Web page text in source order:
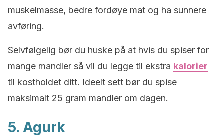
muskelmasse, bedre fordøye mat og ha sunnere
avføring.
Selvfølgelig bør du huske på at hvis du spiser for
mange mandler så vil du legge til ekstra kalorier
til kostholdet ditt. Ideelt sett bør du spise
maksimalt 25 gram mandler om dagen.
5. Agurk